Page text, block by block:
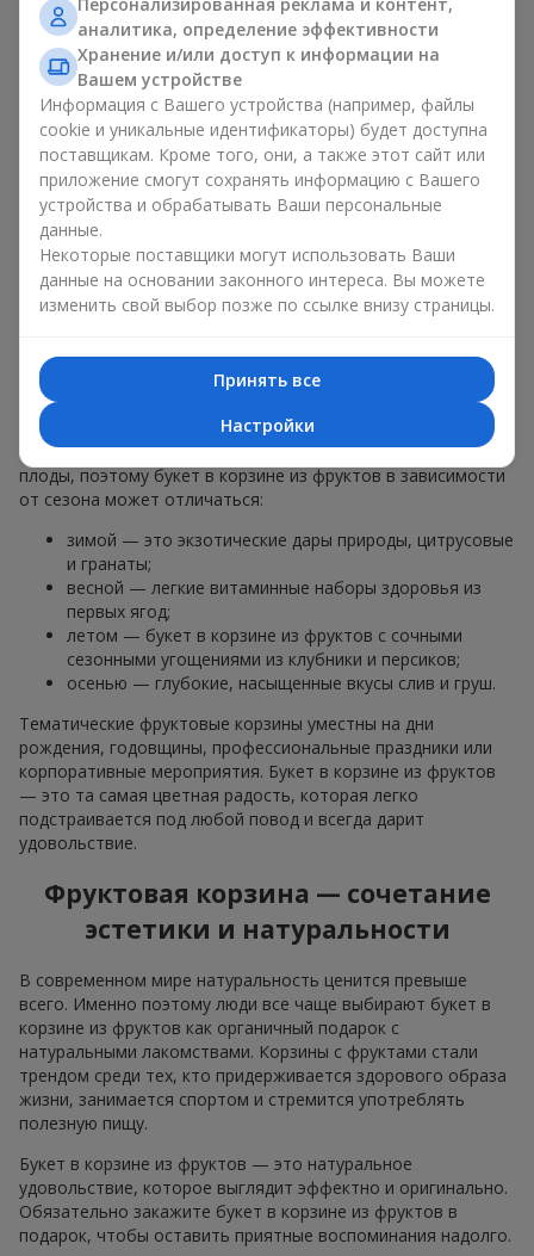
меньше, чем наполнение. Именно праздничное оформление
превращает обычный букет в корзине из фруктов в
гастрономический подарок. В компанииFlowers.uaмы
всегда учитываем пожелания клиента при создании декора.
При формировании композиции используются натуральные
материалы, продуманная упаковка вкуса и, конечно,
декоративные элементы, соответствующие событию.
По желанию клиента корзина с фруктами может быть
оформлена в прозрачной пленке или стильной коробке —
всегда с праздничной подачей, которая выглядит аккуратно
и презентабельно.
Тематические фруктовые
композиции для праздников
и сезонов
Каждое время года имеет свой характер и свои сезонные
плоды, поэтому букет в корзине из фруктов в зависимости
от сезона может отличаться:
зимой — это экзотические дары природы, цитрусовые
и гранаты;
весной — легкие витаминные наборы здоровья из
первых ягод;
летом — букет в корзине из фруктов с сочными
сезонными угощениями из клубники и персиков;
осенью — глубокие, насыщенные вкусы слив и груш.
Тематические фруктовые корзины уместны на дни
рождения, годовщины, профессиональные праздники или
корпоративные мероприятия. Букет в корзине из фруктов
— это та самая цветная радость, которая легко
подстраивается под любой повод и всегда дарит
удовольствие.
Фруктовая корзина — сочетание
эстетики и натуральности
В современном мире натуральность ценится превыше
всего. Именно поэтому люди все чаще выбирают букет в
корзине из фруктов как органичный подарок с
натуральными лакомствами. Корзины с фруктами стали
трендом среди тех, кто придерживается здорового образа
жизни, занимается спортом и стремится употреблять
полезную пищу.
Букет в корзине из фруктов — это натуральное
удовольствие, которое выглядит эффектно и оригинально.
Обязательно закажите букет в корзине из фруктов в
подарок, чтобы оставить приятные воспоминания надолго.
аналитика, определение эффективности
Хранение и/или доступ к информации на
Вашем устройстве
Информация с Вашего устройства (например, файлы
cookie и уникальные идентификаторы) будет доступна
поставщикам. Кроме того, они, а также этот сайт или
приложение смогут сохранять информацию с Вашего
устройства и обрабатывать Ваши персональные
данные.
Некоторые поставщики могут использовать Ваши
данные на основании законного интереса. Вы можете
изменить свой выбор позже по ссылке внизу страницы.
Принять все
Настройки